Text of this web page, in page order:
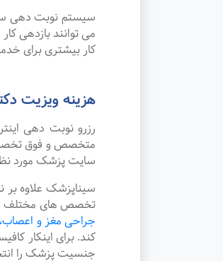
سیستم نوبت دهی
می توانند بازدهی
کار بیشتری برای
هزینه ویزیت
رزرو نوبت دهی
متخصص و فوق تخصص
سایت پزشک مورد
سیناپزشک علاوه بر
تخصص های مختلف
جراحی مغز و
کند. برای اینکار
جنسیت پزشک را